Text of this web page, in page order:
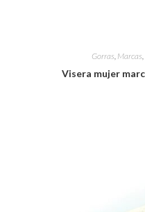
Gorras, Marcas,
Visera mujer